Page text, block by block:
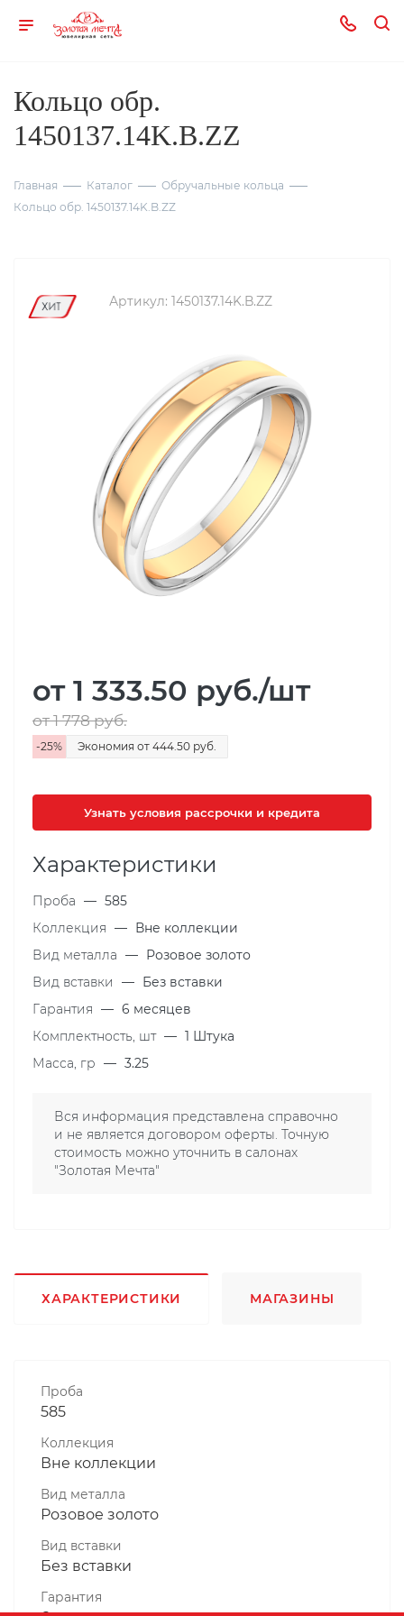
Кольцо обр.
1450137.14K.B.ZZ
Главная Каталог
Обручальные кольца
Кольцо обр. 1450137.14K.B.ZZ
Артикул: 1450137.14K.B.ZZ
от 1 333.50 руб./шт
от 1 778руб.
-25% Экономия от 444.50 руб.
Узнать условия рассрочки и кредита
Характеристики
Проба — 585
Коллекция — Вне коллекции
Вид металла — Розовое золото
Вид вставки
— Без вставки
Гарантия — 6 месяцев
Комплектность, шт — 1 Штука
Масса, гр — 3.25
Вся информация представлена справочно
и не является договором оферты. Точную
стоимость можно уточнить в салонах
"Золотая Мечта"
ХАРАКТЕРИСТИКИ МАГАЗИНЫ
Проба
585
Коллекция
Вне коллекции
Вид металла
Розовое золото
Вид вставки
Без вставки
Гарантия